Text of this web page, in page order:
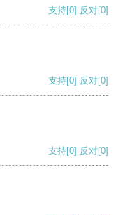
支持[0] 反对[0]
支持[0] 反对[0]
支持[0] 反对[0]